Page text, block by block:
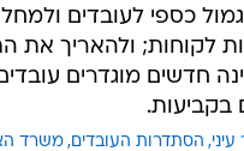
כספי לעובדים
לקוחות; ולהאריך את
חדשים מוגדרים
בקביעות.
עיני הסתדרות העובדים משרד